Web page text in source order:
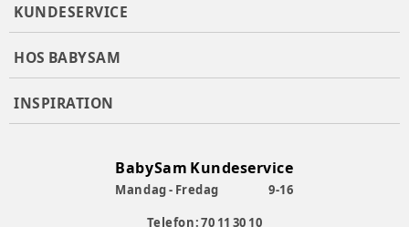
KUNDESERVICE
HOS BABYSAM
INSPIRATION
BabySam Kundeservice
Mandag - Fredag
9-16
Telefon: 70 11 30 10